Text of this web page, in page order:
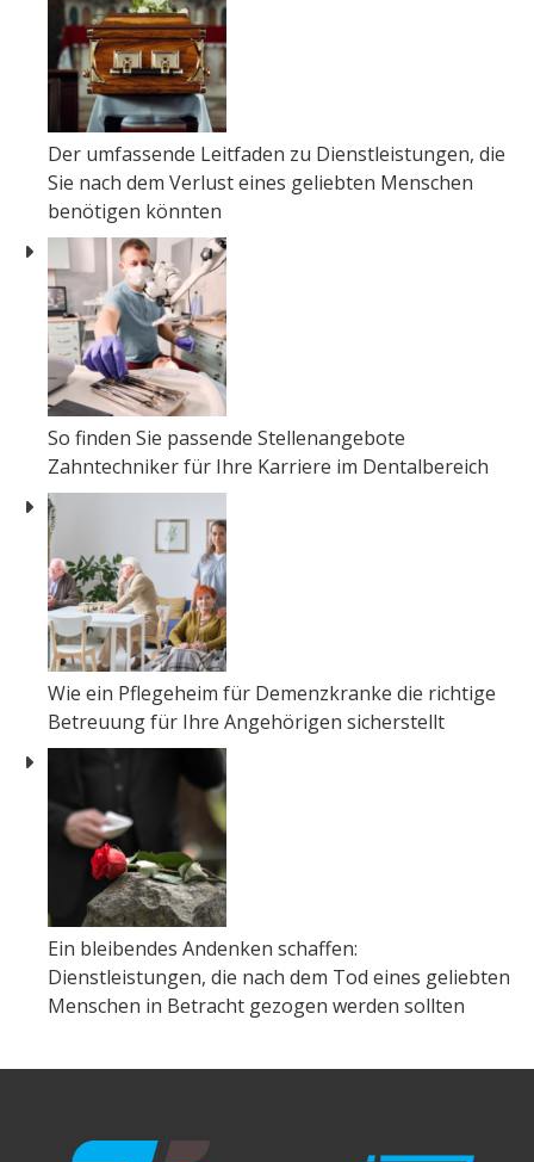
Der umfassende Leitfaden zu Dienstleistungen, die
Sie nach dem Verlust eines geliebten Menschen
benötigen könnten
So finden Sie passende Stellenangebote
Zahntechniker für Ihre Karriere im Dentalbereich
Wie ein Pflegeheim für Demenzkranke die richtige
Betreuung für Ihre Angehörigen sicherstellt
Ein bleibendes Andenken schaffen:
Dienstleistungen, die nach dem Tod eines geliebten
Menschen in Betracht gezogen werden sollten